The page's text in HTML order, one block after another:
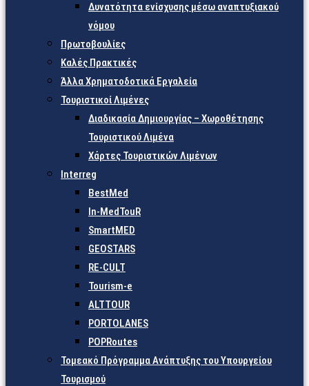
Δυνατότητα ενίσχυσης μέσω αναπτυξιακού
νόμου
Πρωτοβουλίες
Καλές Πρακτικές
Άλλα Χρηματοδοτικά Εργαλεία
Τουριστικοί Λιμένες
Διαδικασία Δημιουργίας – Χωροθέτησης
Τουριστικού Λιμένα
Χάρτες Τουριστικών Λιμένων
Interreg
BestMed
In-MedTouR
SmartMED
GEOSTARS
RE-CULT
Tourism-e
ALTTOUR
PORTOLANES
POPRoutes
Τομεακό Πρόγραμμα Ανάπτυξης του Υπουργείου
Τουρισμού